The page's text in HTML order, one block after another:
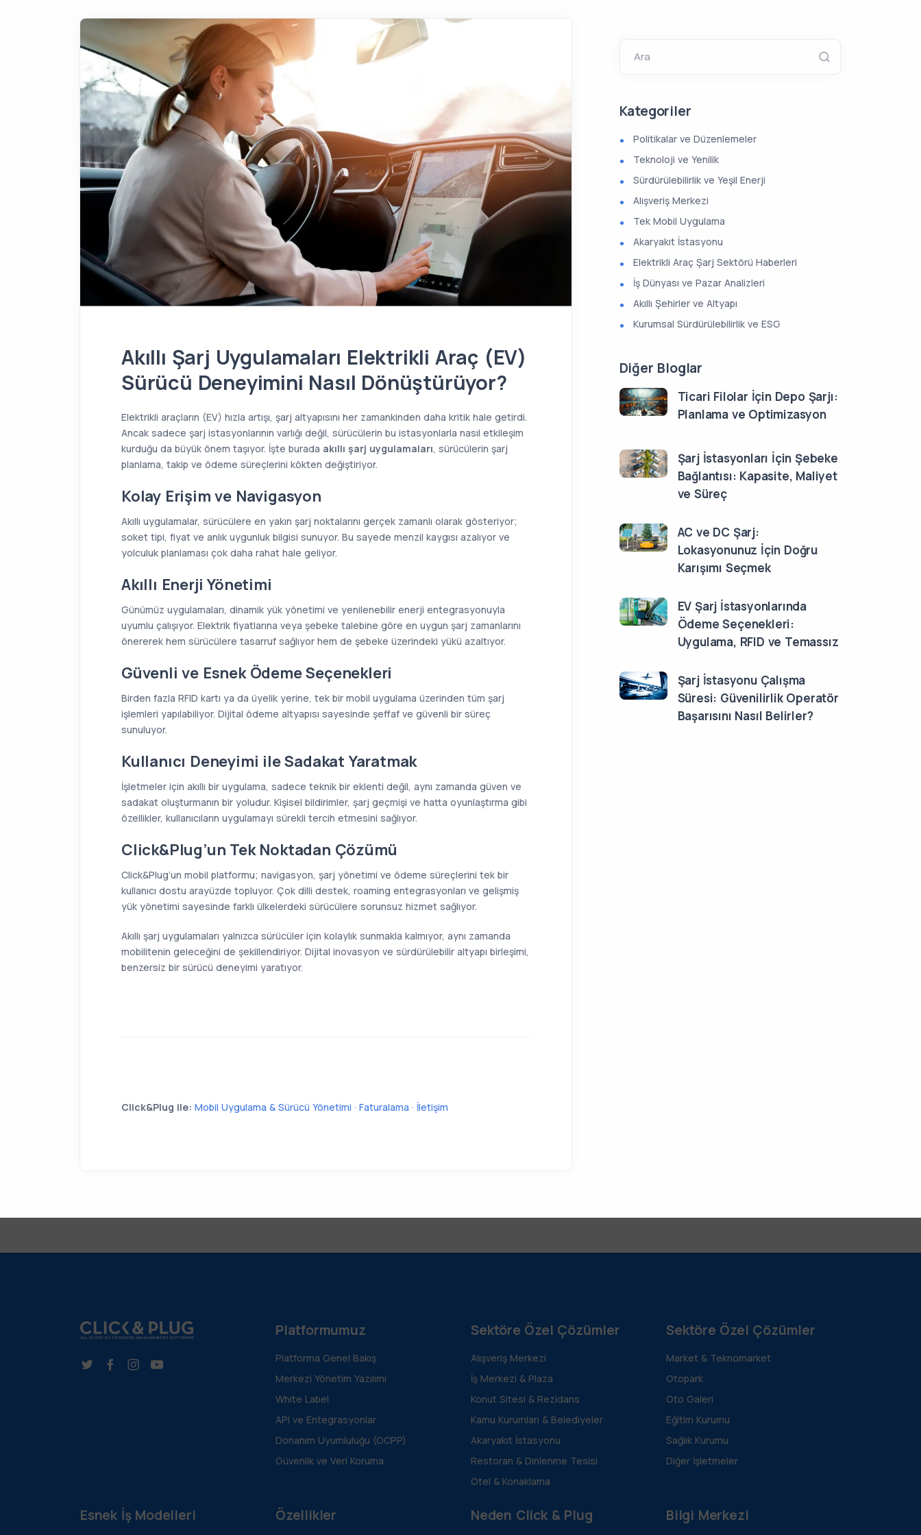
Akıllı Şarj Uygulamaları Elektrikli Araç (EV)
Sürücü Deneyimini Nasıl Dönüştürüyor?
Elektrikli araçların (EV) hızla artışı, şarj altyapısını her zamankinden daha kritik hale getirdi.
Ancak sadece şarj istasyonlarının varlığı değil, sürücülerin bu istasyonlarla nasıl etkileşim
kurduğu da büyük önem taşıyor. İşte burada akıllı şarj uygulamaları, sürücülerin şarj
planlama, takip ve ödeme süreçlerini kökten değiştiriyor.
Kolay Erişim ve Navigasyon
Akıllı uygulamalar, sürücülere en yakın şarj noktalarını gerçek zamanlı olarak gösteriyor;
soket tipi, fiyat ve anlık uygunluk bilgisi sunuyor. Bu sayede menzil kaygısı azalıyor ve
yolculuk planlaması çok daha rahat hale geliyor.
Akıllı Enerji Yönetimi
Günümüz uygulamaları, dinamik yük yönetimi ve yenilenebilir enerji entegrasyonuyla
uyumlu çalışıyor. Elektrik fiyatlarına veya şebeke talebine göre en uygun şarj zamanlarını
önererek hem sürücülere tasarruf sağlıyor hem de şebeke üzerindeki yükü azaltıyor.
Güvenli ve Esnek Ödeme Seçenekleri
Birden fazla RFID kartı ya da üyelik yerine, tek bir mobil uygulama üzerinden tüm şarj
işlemleri yapılabiliyor. Dijital ödeme altyapısı sayesinde şeffaf ve güvenli bir süreç
sunuluyor.
Kullanıcı Deneyimi ile Sadakat Yaratmak
İşletmeler için akıllı bir uygulama, sadece teknik bir eklenti değil, aynı zamanda güven ve
sadakat oluşturmanın bir yoludur. Kişisel bildirimler, şarj geçmişi ve hatta oyunlaştırma gibi
özellikler, kullanıcıların uygulamayı sürekli tercih etmesini sağlıyor.
Click&Plug’un Tek Noktadan Çözümü
Click&Plug’un mobil platformu; navigasyon, şarj yönetimi ve ödeme süreçlerini tek bir
kullanıcı dostu arayüzde topluyor. Çok dilli destek, roaming entegrasyonları ve gelişmiş
yük yönetimi sayesinde farklı ülkelerdeki sürücülere sorunsuz hizmet sağlıyor.
Akıllı şarj uygulamaları yalnızca sürücüler için kolaylık sunmakla kalmıyor, aynı zamanda
mobilitenin geleceğini de şekillendiriyor. Dijital inovasyon ve sürdürülebilir altyapı birleşimi,
benzersiz bir sürücü deneyimi yaratıyor.
Click&Plug ile: Mobil Uygulama & Sürücü Yönetimi · Faturalama · İletişim
Ara
Kategoriler
Politikalar ve Düzenlemeler
Teknoloji ve Yenilik
Sürdürülebilirlik ve Yeşil Enerji
Alışveriş Merkezi
Tek Mobil Uygulama
Akaryakıt İstasyonu
Elektrikli Araç Şarj Sektörü Haberleri
İş Dünyası ve Pazar Analizleri
Akıllı Şehirler ve Altyapı
Kurumsal Sürdürülebilirlik ve ESG
Diğer Bloglar
Ticari Filolar İçin Depo Şarjı:
Planlama ve Optimizasyon
Şarj İstasyonları İçin Şebeke
Bağlantısı: Kapasite, Maliyet
ve Süreç
AC ve DC Şarj:
Lokasyonunuz İçin Doğru
Karışımı Seçmek
EV Şarj İstasyonlarında
Ödeme Seçenekleri:
Uygulama, RFID ve Temassız
Şarj İstasyonu Çalışma
Süresi: Güvenilirlik Operatör
Başarısını Nasıl Belirler?
Platformumuz
Platforma Genel Bakış
Merkezi Yönetim Yazılımı
White Label
API ve Entegrasyonlar
Donanım Uyumluluğu (OCPP)
Güvenlik ve Veri Koruma
Sektöre Özel Çözümler
Alışveriş Merkezi
İş Merkezi & Plaza
Konut Sitesi & Rezidans
Kamu Kurumları & Belediyeler
Akaryakıt İstasyonu
Restoran & Dinlenme Tesisi
Otel & Konaklama
Sektöre Özel Çözümler
Market & Teknomarket
Otopark
Oto Galeri
Eğitim Kurumu
Sağlık Kurumu
Diğer İşletmeler
Esnek İş Modelleri Özellikler Neden Click & Plug Bilgi Merkezi